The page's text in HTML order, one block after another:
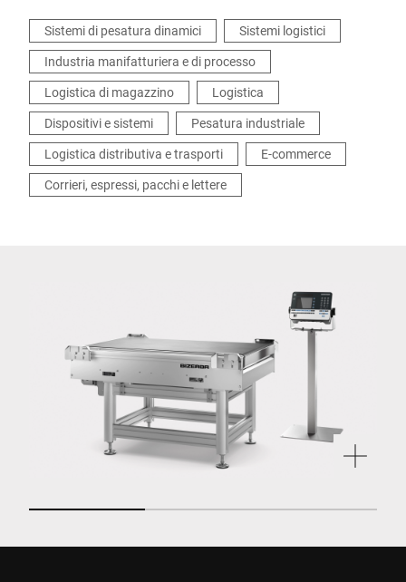
Sistemi di pesatura dinamici
Sistemi logistici
Industria manifatturiera e di processo
Logistica di magazzino
Logistica
Dispositivi e sistemi
Pesatura industriale
Logistica distributiva e trasporti
E-commerce
Corrieri, espressi, pacchi e lettere